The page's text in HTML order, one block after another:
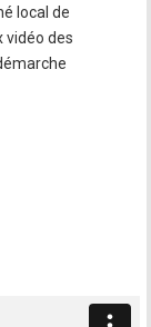
local de
vidéo des